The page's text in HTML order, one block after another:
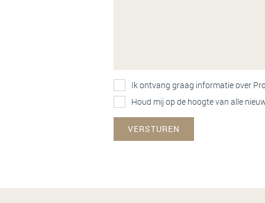
Ik ontvang graag informatie over
Houd mij op de hoogte van alle
VERSTUREN